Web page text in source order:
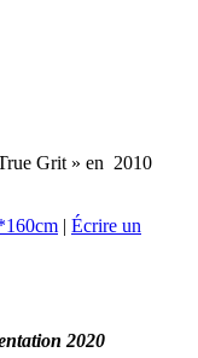
Grit » en 2010
| Écrire un
2020